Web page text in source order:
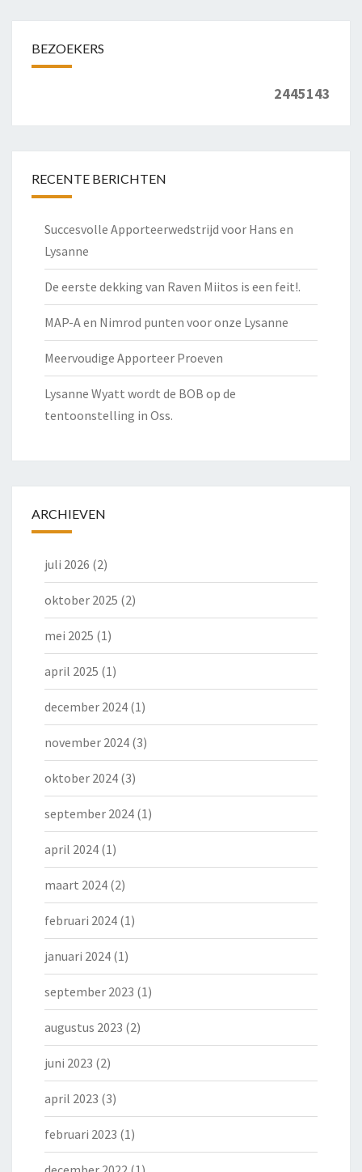
BEZOEKERS
2445143
RECENTE BERICHTEN
Succesvolle Apporteerwedstrijd voor Hans en
Lysanne
De eerste dekking van Raven Miitos is een feit!.
MAP-A en Nimrod punten voor onze Lysanne
Meervoudige Apporteer Proeven
Lysanne Wyatt wordt de BOB op de
tentoonstelling in Oss.
ARCHIEVEN
juli 2026 (2)
oktober 2025 (2)
mei 2025 (1)
april 2025 (1)
december 2024 (1)
november 2024 (3)
oktober 2024 (3)
september 2024 (1)
april 2024 (1)
maart 2024 (2)
februari 2024 (1)
januari 2024 (1)
september 2023 (1)
augustus 2023 (2)
juni 2023 (2)
april 2023 (3)
februari 2023 (1)